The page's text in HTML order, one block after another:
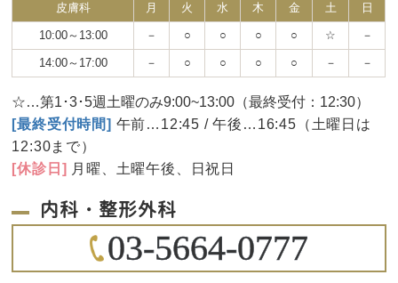
皮膚科 月 火 水 木 金 土 日
10:00～13:00 － ○ ○ ○ ○ ☆ －
14:00～17:00 － ○ ○ ○ ○ － －
☆…第1･3･5週土曜のみ9:00~13:00（最終受付：12:30）
[最終受付時間] 午前…12:45 / 午後…16:45（土曜日は
12:30まで）
[休診日] 月曜、土曜午後、日祝日
内科・整形外科
03-5664-0777